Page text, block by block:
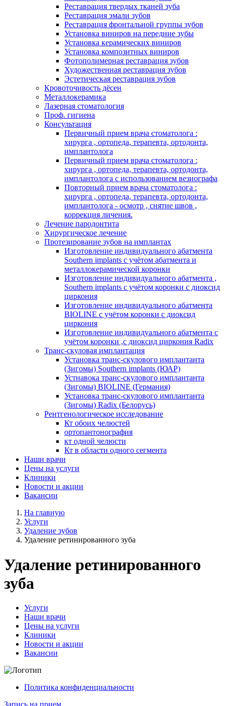
Реставрация твердых тканей зуба
Реставрация эмали зубов
Реставрация фронтальной группы зубов
Установка виниров на передние зубы
Установка керамических виниров
Установка композитных виниров
Фотополимерная реставрация зубов
Художественная реставрация зубов
Эстетическая реставрация зубов
Кровоточивость дёсен
Металлокерамика
Лазерная стоматология
Проф. гигиена
Консультация
Первичный прием врача стоматолога :
хирурга , ортопеда, терапевта, ортодонта,
имплантолога
Первичный прием врача стоматолога :
хирурга , ортопеда, терапевта, ортодонта,
имплантолога с использованием везиографа
Повторный прием врача стоматолога :
хирурга , ортопеда, терапевта, ортодонта,
имплантолога - осмотр , снятие швов ,
коррекция личения.
Лечение пародонтита
Хирургическое лечение
Протезирование зубов на имплантах
Изготовление индивидуального абатмента
Southern implants с учётом абатмента и
металлокерамической коронки
Изготовление индивидуального абатмента ,
Southern implants с учётом коронки с диоксид
циркония
Изготовление индивидуального абатмента
BIOLINE с учётом коронки с диоксид
циркония
Изготовление индивидуального абатмента с
учётом коронки ,с диоксид циркония Radix
Транс-скуловая имплантация
Установка транс-скулового имплантанта
(Зигомы) Southern implants (ЮАР)
Устнавока транс-скулового имплантанта
(Зигомы) BIOLINE (Германия)
Установка транс-скулового имплантанта
(Зигомы) Radix (Белорусь)
Рентгенологическое исследование
Кт обоих челюстей
ортопантонография
кт одной челюсти
Кт в области одного сегмента
Наши врачи
Цены на услуги
Клиники
Новости и акции
Вакансии
На главную
Услуги
Удаление зубов
Удаление ретинированного зуба
Удаление ретинированного
зуба
Услуги
Наши врачи
Цены на услуги
Клиники
Новости и акции
Вакансии
Политика конфиденциальности